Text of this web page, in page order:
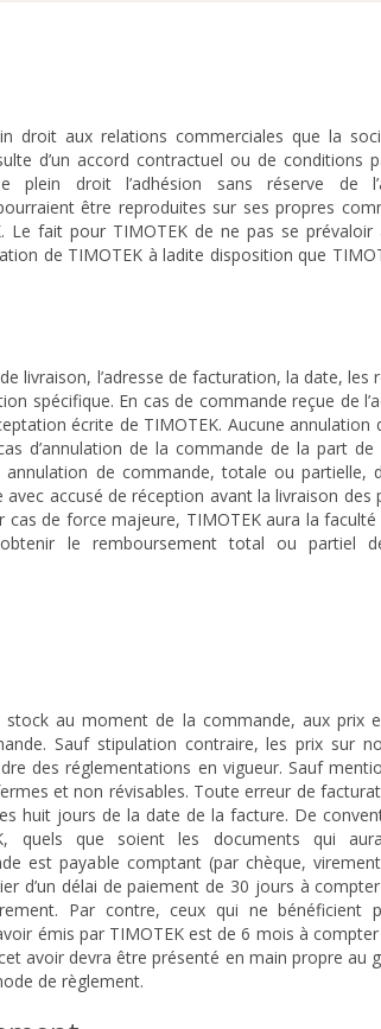
droit aux relations commerciales que la
d’un accord contractuel ou de conditions
droit l’adhésion sans réserve de
être reproduites sur ses propres
Le fait pour TIMOTEK de ne pas se
de TIMOTEK à ladite disposition que
livraison, l’adresse de facturation, la date, les
spécifique. En cas de commande reçue de
écrite de TIMOTEK. Aucune annulation
d’annulation de la commande de la part de
de commande, totale ou partielle,
accusé de réception avant la livraison des
cas de force majeure, TIMOTEK aura la faculté
le remboursement total ou partiel
au moment de la commande, aux prix
Sauf stipulation contraire, les prix sur
des réglementations en vigueur. Sauf
et non révisables. Toute erreur de
huit jours de la date de la facture. De
quels que soient les documents qui
est payable comptant (par chèque,
d’un délai de paiement de 30 jours à
Par contre, ceux qui ne bénéficient
émis par TIMOTEK est de 6 mois à
avoir devra être présenté en main propre au
de règlement.